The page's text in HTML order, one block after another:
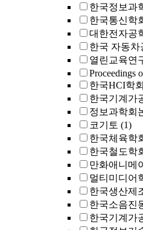
한국정보과
한국통신학
대한전자공
한국 자동차
열린교육연
Proceedings
한국HCI학
한국기계가
정보과학회
코기토 (1)
한국체육학
한국철도학
만화애니메
멀티미디어
한국생산제
한국소음진
한국기계가